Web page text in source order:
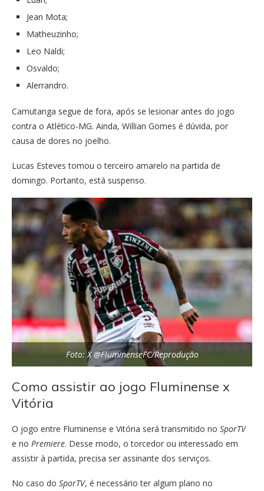
Jean Mota;
Matheuzinho;
Leo Naldi;
Osvaldo;
Alerrandro.
Camutanga segue de fora, após se lesionar antes do jogo
contra o Atlético-MG. Ainda, Willian Gomes é dúvida, por
causa de dores no joelho.
Lucas Esteves tomou o terceiro amarelo na partida de
domingo. Portanto, está suspenso.
Foto: X @FluminenseFC/Reprodução
Como assistir ao jogo Fluminense x
Vitória
O jogo entre Fluminense e Vitória será transmitido no SporTV
e no Premiere. Desse modo, o torcedor ou interessado em
assistir à partida, precisa ser assinante dos serviços.
No caso do SporTV, é necessário ter algum plano no